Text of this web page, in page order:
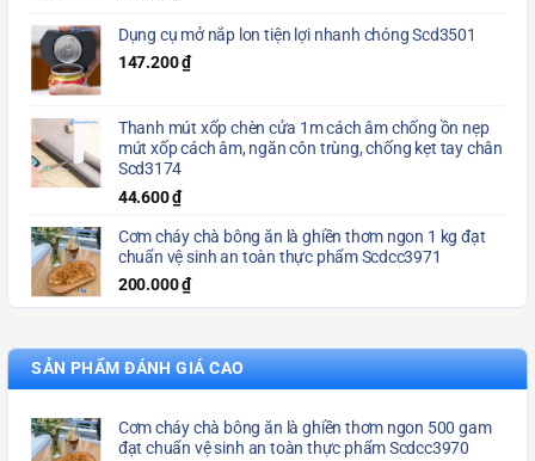
Dụng cụ mở nắp lon tiện lợi nhanh chóng Scd3501
147.200₫
Thanh mút xốp chèn cửa 1m cách âm chống ồn nẹp
mút xốp cách âm, ngăn côn trùng, chống kẹt tay chân
Scd3174
44.600₫
Cơm cháy chà bông ăn là ghiền thơm ngon 1 kg đạt
chuẩn vệ sinh an toàn thực phẩm Scdcc3971
200.000₫
SẢN PHẨM ĐÁNH GIÁ CAO
Cơm cháy chà bông ăn là ghiền thơm ngon 500 gam
đạt chuẩn vệ sinh an toàn thực phẩm Scdcc3970